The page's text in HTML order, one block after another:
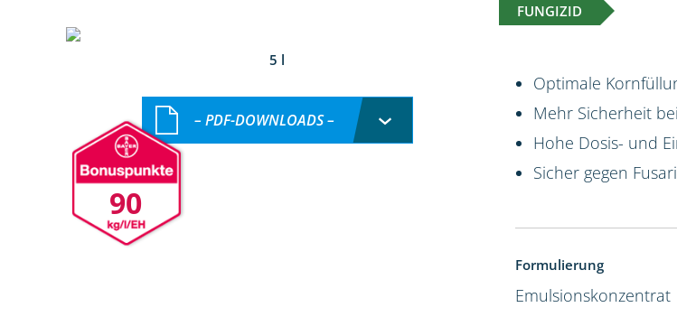
FUNGIZID
5 l
90
– PDF-DOWNLOADS –
Optimale
Mehr Sicherheit
Hohe Dosis- und
Sicher gegen
Formulierung
Emulsionskonzentrat